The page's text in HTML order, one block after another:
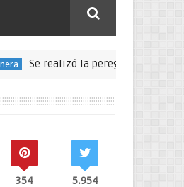
la peregrinación para seguir las
354 5.954